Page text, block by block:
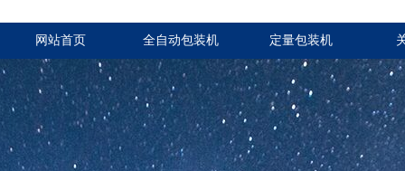
网站首页 全自动包装机 定量包装机